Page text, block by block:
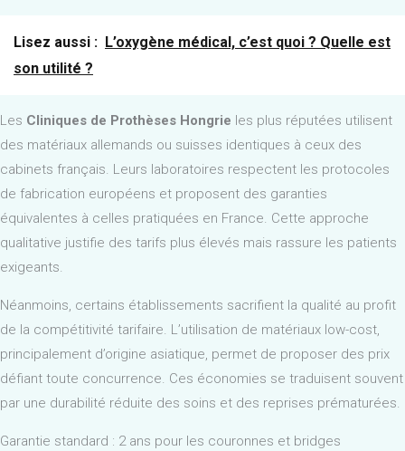
Lisez aussi : L’oxygène médical, c’est quoi ? Quelle est
son utilité ?
Les Cliniques de Prothèses Hongrie les plus réputées utilisent
des matériaux allemands ou suisses identiques à ceux des
cabinets français. Leurs laboratoires respectent les protocoles
de fabrication européens et proposent des garanties
équivalentes à celles pratiquées en France. Cette approche
qualitative justifie des tarifs plus élevés mais rassure les patients
exigeants.
Néanmoins, certains établissements sacrifient la qualité au profit
de la compétitivité tarifaire. L’utilisation de matériaux low-cost,
principalement d’origine asiatique, permet de proposer des prix
défiant toute concurrence. Ces économies se traduisent souvent
par une durabilité réduite des soins et des reprises prématurées.
Garantie standard : 2 ans pour les couronnes et bridges